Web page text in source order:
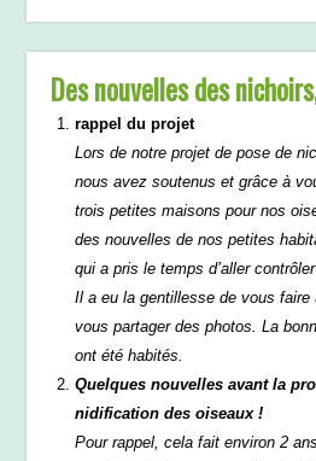
Des nouvelles des
rappel du projet
Lors de notre projet de pose de
nous avez soutenus et grâce à
trois petites maisons pour nos
des nouvelles de nos petites
qui a pris le temps d’aller
Il a eu la gentillesse de vous
vous partager des photos. La
ont été habités.
Quelques nouvelles avant la
nidification des oiseaux !
Pour rappel, cela fait environ 2